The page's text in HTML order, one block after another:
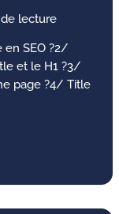
lecture
en SEO ?2/
et le H1 ?3/
page ?4/ Title